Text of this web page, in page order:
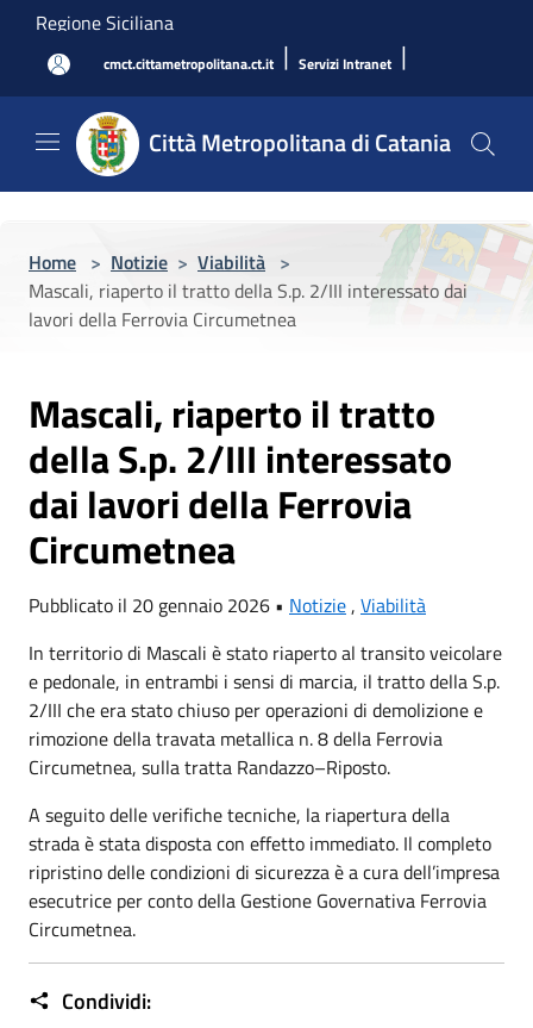
Salta al contenuto principale
Regione Siciliana
cmct.cittametropolitana.ct.it | Servizi Intranet |
Città Metropolitana di Catania
Home > Notizie > Viabilità >
Mascali, riaperto il tratto della S.p. 2/III interessato dai
lavori della Ferrovia Circumetnea
Mascali, riaperto il tratto
della S.p. 2/III interessato
dai lavori della Ferrovia
Circumetnea
Pubblicato il 20 gennaio 2026 • Notizie, Viabilità
In territorio di Mascali è stato riaperto al transito veicolare
e pedonale, in entrambi i sensi di marcia, il tratto della S.p.
2/III che era stato chiuso per operazioni di demolizione e
rimozione della travata metallica n. 8 della Ferrovia
Circumetnea, sulla tratta Randazzo–Riposto.
A seguito delle verifiche tecniche, la riapertura della
strada è stata disposta con effetto immediato. Il completo
ripristino delle condizioni di sicurezza è a cura dell’impresa
esecutrice per conto della Gestione Governativa Ferrovia
Circumetnea.
Condividi: